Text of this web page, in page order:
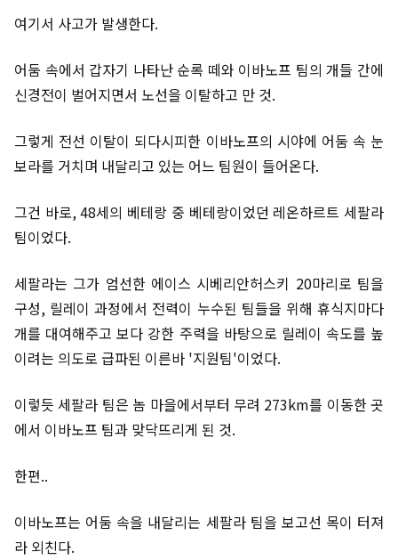
여기서 사고가 발생한다.
어둠 속에서 갑자기 나타난 순록 떼와 이바노프 팀의 개들 간에
신경전이 벌어지면서 노선을 이탈하고 만 것.
그렇게 전선 이탈이 되다시피한 이바노프의 시야에 어둠 속 눈
보라를 거치며 내달리고 있는 어느 팀원이 들어온다.
그건 바로, 48세의 베테랑 중 베테랑이었던 레온하르트 세팔라
팀이었다.
세팔라는 그가 엄선한 에이스 시베리안허스키 20마리로 팀을
구성, 릴레이 과정에서 전력이 누수된 팀들을 위해 휴식지마다
개를 대여해주고 보다 강한 주력을 바탕으로 릴레이 속도를 높
이려는 의도로 급파된 이른바 '지원팀'이었다.
이렇듯 세팔라 팀은 놈 마을에서부터 무려 273km를 이동한 곳
에서 이바노프 팀과 맞닥뜨리게 된 것.
한편..
이바노프는 어둠 속을 내달리는 세팔라 팀을 보고선 목이 터져
라 외친다.